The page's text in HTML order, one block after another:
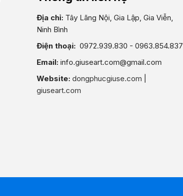
Địa chỉ: Tây Lãng Nội, Gia Lập, Gia Viễn,
Ninh Bình
Điện thoại: 0972.939.830 - 0963.854.837
Email: info.giuseart.com@gmail.com
Website: dongphucgiuse.com
giuseart.com